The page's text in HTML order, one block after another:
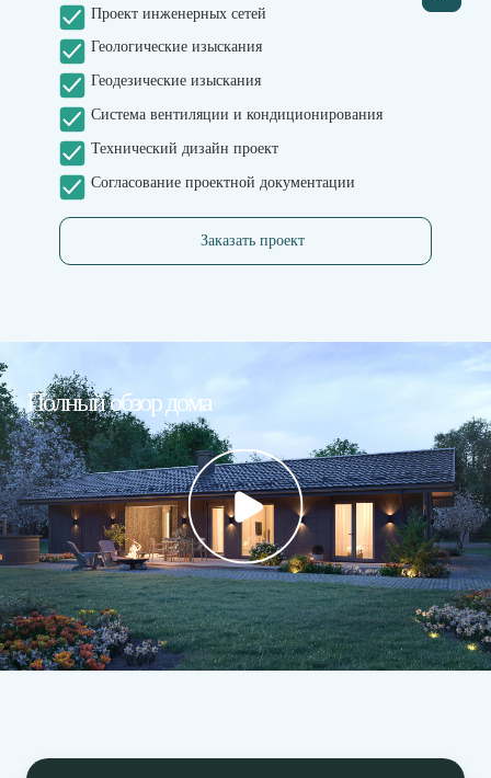
Проект инженерных сетей
Геологические изыскания
Геодезические изыскания
Система вентиляции и кондиционирования
Технический дизайн проект
Согласование проектной документации
Заказать проект
Полный обзор дома